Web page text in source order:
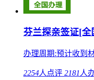
芬兰探亲签证[
办理周期:预计收到
2254人点评 2181 人